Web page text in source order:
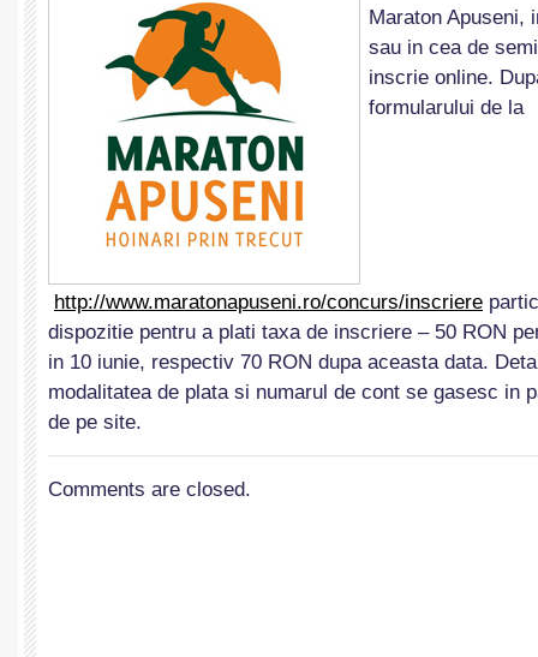
Maraton Apuseni,
sau in cea de
inscrie online.
formularului de la
http://www.maratonapuseni.ro/concurs/inscriere
dispozitie pentru a plati taxa de inscriere – 50 RON
in 10 iunie, respectiv 70 RON dupa aceasta data.
modalitatea de plata si numarul de cont se gasesc in
de pe site.
Comments are closed.